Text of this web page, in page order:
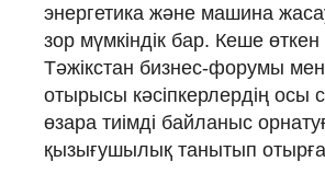
энергетика және машина
зор мүмкіндік бар. Кеше өткен
Тәжікстан бизнес-форумы мен
отырысы кәсіпкерлердің осы
өзара тиімді байланыс
қызығушылық танытып